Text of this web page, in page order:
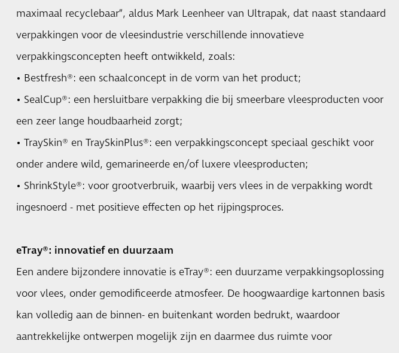
maximaal recyclebaar”, aldus Mark Leenheer van Ultrapak, dat naast standaard
verpakkingen voor de vleesindustrie verschillende innovatieve
verpakkingsconcepten heeft ontwikkeld, zoals:
• Bestfresh®: een schaalconcept in de vorm van het product;
• SealCup®: een hersluitbare verpakking die bij smeerbare vleesproducten voor
een zeer lange houdbaarheid zorgt;
• TraySkin® en TraySkinPlus®: een verpakkingsconcept speciaal geschikt voor
onder andere wild, gemarineerde en/of luxere vleesproducten;
• ShrinkStyle®: voor grootverbruik, waarbij vers vlees in de verpakking wordt
ingesnoerd - met positieve effecten op het rijpingsproces.
eTray®: innovatief en duurzaam
Een andere bijzondere innovatie is eTray®: een duurzame verpakkingsoplossing
voor vlees, onder gemodificeerde atmosfeer. De hoogwaardige kartonnen basis
kan volledig aan de binnen- en buitenkant worden bedrukt, waardoor
aantrekkelijke ontwerpen mogelijk zijn en daarmee dus ruimte voor